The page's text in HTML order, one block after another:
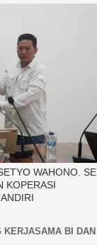
WAHONO. SE
KOPERASI
KERJASAMA BI DAN